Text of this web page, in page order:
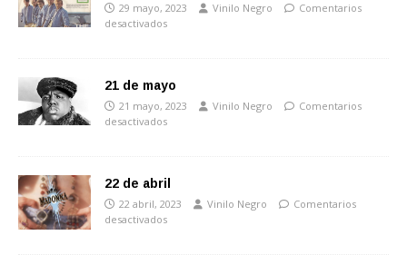
29 mayo, 2023 Vinilo Negro
Comentarios
desactivados
21 de mayo
21 mayo, 2023 Vinilo Negro
Comentarios
desactivados
22 de abril
22 abril, 2023 Vinilo Negro
Comentarios
desactivados